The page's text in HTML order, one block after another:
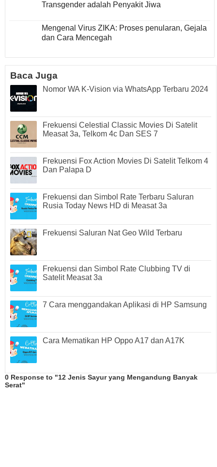
Transgender adalah Penyakit Jiwa
Mengenal Virus ZIKA: Proses penularan, Gejala
dan Cara Mencegah
Baca Juga
Nomor WA K-Vision via WhatsApp Terbaru 2024
Frekuensi Celestial Classic Movies Di Satelit
Measat 3a, Telkom 4c Dan SES 7
Frekuensi Fox Action Movies Di Satelit Telkom 4
Dan Palapa D
Frekuensi dan Simbol Rate Terbaru Saluran
Rusia Today News HD di Measat 3a
Frekuensi Saluran Nat Geo Wild Terbaru
Frekuensi dan Simbol Rate Clubbing TV di
Satelit Measat 3a
7 Cara menggandakan Aplikasi di HP Samsung
Cara Mematikan HP Oppo A17 dan A17K
0 Response to "12 Jenis Sayur yang Mengandung Banyak
Serat"